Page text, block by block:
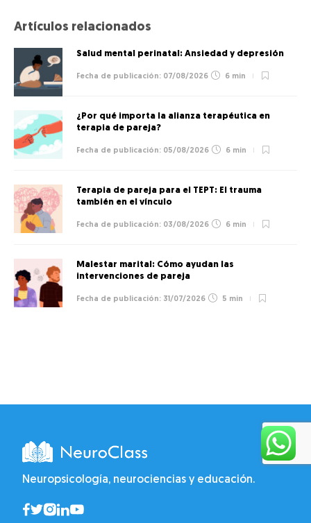
Artículos relacionados
Salud mental perinatal: Ansiedad y depresión
07/08/2026 6 min
¿Por qué importa la alianza terapéutica en
terapia de pareja?
05/08/2026 6 min
Terapia de pareja para el TEPT: El trauma
también en el vínculo
03/08/2026 6 min
Malestar marital: Cómo ayudan las
intervenciones de pareja
31/07/2026 5 min
Neuropsicología, neurociencias y educación.